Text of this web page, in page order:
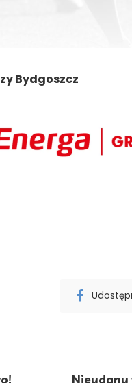
Bydgoszcz